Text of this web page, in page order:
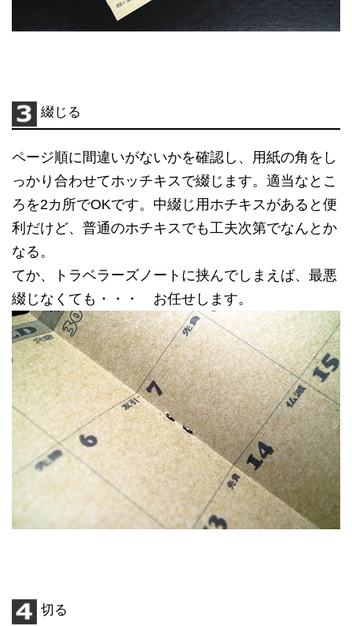
綴じる
ページ順に間違いがないかを確認し、用紙の角をし
っかり合わせてホッチキスで綴じます。適当なとこ
ろを2カ所でOKです。中綴じ用ホチキスがあると便
利だけど、普通のホチキスでも工夫次第でなんとか
なる。
てか、トラベラーズノートに挟んでしまえば、最悪
綴じなくても・・・ お任せします。
切る